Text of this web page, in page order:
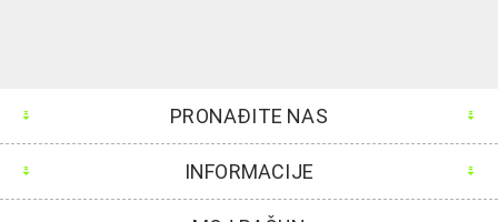
PRONAĐITE NAS
INFORMACIJE